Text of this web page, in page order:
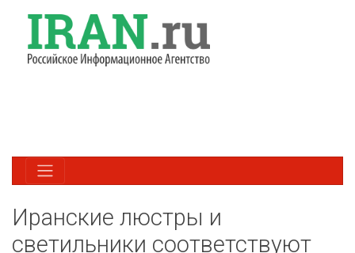
Иранские люстры и
светильники соответствуют